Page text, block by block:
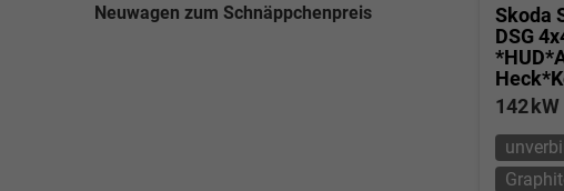
Skoda
DSG
142
Neuwagen zum Schnäppchenpreis